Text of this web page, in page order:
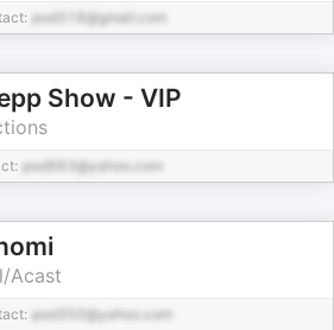
pod318@gmail.com
Show - VIP
pod983@yahoo.com
Acast
pod350@yahoo.com